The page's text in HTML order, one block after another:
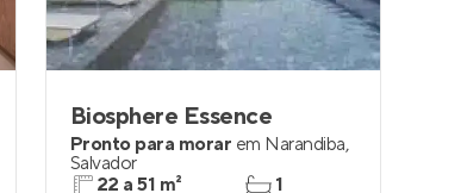
Biosphere Essence
Pronto para morar em Narandiba,
Salvador
22 a 51 m²
1